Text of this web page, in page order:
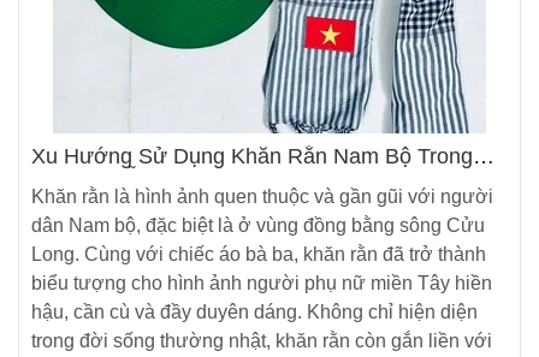
Xu Hướng Sử Dụng Khăn Rằn Nam Bộ Trong
Khăn rằn là hình ảnh quen thuộc và gần gũi với người
dân Nam bộ, đặc biệt là ở vùng đồng bằng sông Cửu
Long. Cùng với chiếc áo bà ba, khăn rằn đã trở thành
biểu tượng cho hình ảnh người phụ nữ miền Tây hiền
hậu, cần cù và đầy duyên dáng. Không chỉ hiện diện
trong đời sống thường nhật, khăn rằn còn gắn liền với